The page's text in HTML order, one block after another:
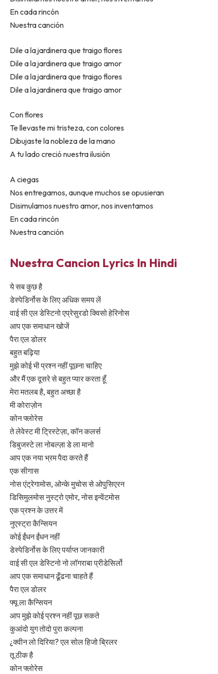
En cada rincón
Nuestra canción
Dile a la jardinera que traigo flores
Dile a la jardinera que traigo amor
Dile a la jardinera que traigo flores
Dile a la jardinera que traigo amor
Con flores
Te llevaste mi tristeza, con colores
Dibujaste la nobleza de la mano
A tu lado creció nuestra ilusión
A ciegas
Nos entregamos, aunque muchos se opusieran
Disimulamos nuestro amor, nos inventamos
En cada rincón
Nuestra canción
Nuestra Cancion Lyrics In Hindi
ये सब कुछ है
डेस्पेडिर्नोस के लिए अधिक समय लें
वाई सी एल डेस्टिनो एप्रेसुरडो क्विसो हेरिनोस
आप एक समाधान खोजें
पैरा एल डोलर
बहुत बढ़िया
मुझे कोई भी प्रश्न नहीं पूछना चाहिए
और मैं एक दूसरे से बहुत प्यार करता हूँ
मेरा मतलब है, बहुत अच्छा है
मी कोराज़ोन
कोन फ्लोरेस
ते लेवेस्ट मी ट्रिस्टेज़ा, कॉन कलर्स
डिबुजस्टे ला नोबल्ज़ा डे ला मानो
आप एक नया भ्रम पैदा करते हैं
एक सीगास
नोस एंट्रेगामोस, ओन्के मुचोस से ओपुसिएरन
डिसिमुलमोस नुस्ट्रो एमोर, नोस इन्वेंटमोस
एक प्रश्न के उत्तर में
नुएस्ट्रा कैन्सियन
कोई ईंधन ईंधन नहीं
डेस्पेडिर्नोस के लिए पर्याप्त जानकारी
वाई सी एल डेस्टिनो नो लॉगराबा प्रीडेसिर्लो
आप एक समाधान ढूँढना चाहते हैं
पैरा एल डोलर
फ्यू ला कैन्सियन
आप मुझे कोई प्रश्न नहीं पूछ सकते
कुआंदो युग तोदो पुरा कल्पना
¿क्वीन लो दिरिया? एल सोल हिजो ब्रिलर
तू ठीक है
कोन फ्लोरेस